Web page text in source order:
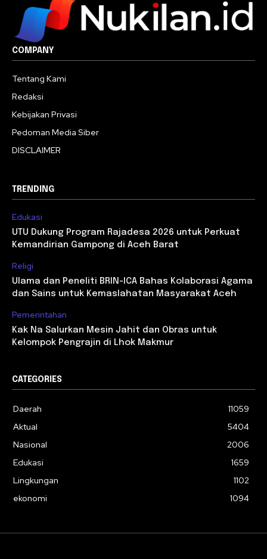
COMPANY
Tentang Kami
Redaksi
Kebijakan Privasi
Pedoman Media Siber
DISCLAIMER
TRENDING
Edukasi
UTU Dukung Program Rajadesa 2026 untuk Perkuat
Kemandirian Gampong di Aceh Barat
Religi
Ulama dan Peneliti BRIN-ICA Bahas Kolaborasi Agama
dan Sains untuk Kemaslahatan Masyarakat Aceh
Pemerintahan
Kak Na Salurkan Mesin Jahit dan Obras untuk
Kelompok Pengrajin di Lhok Makmur
CATEGORIES
Daerah
11059
Aktual
5404
Nasional
2006
Edukasi
1659
Lingkungan
1102
ekonomi
1094